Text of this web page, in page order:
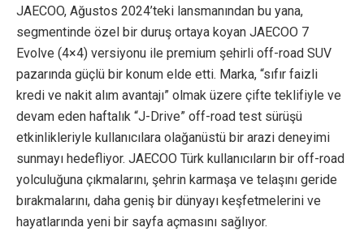
JAECOO, Ağustos 2024’teki lansmanından bu yana,
segmentinde özel bir duruş ortaya koyan JAECOO 7
Evolve (4×4) versiyonu ile premium şehirli off-road SUV
pazarında güçlü bir konum elde etti. Marka, “sıfır faizli
kredi ve nakit alım avantajı” olmak üzere çifte teklifiyle ve
devam eden haftalık “J-Drive” off-road test sürüşü
etkinlikleriyle kullanıcılara olağanüstü bir arazi deneyimi
sunmayı hedefliyor. JAECOO Türk kullanıcıların bir off-road
yolculuğuna çıkmalarını, şehrin karmaşa ve telaşını geride
bırakmalarını, daha geniş bir dünyayı keşfetmelerini ve
hayatlarında yeni bir sayfa açmasını sağlıyor.